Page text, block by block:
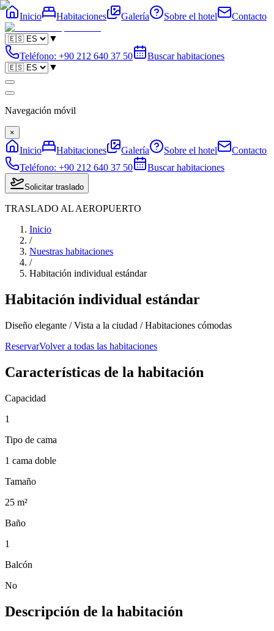
Inicio Habitaciones Galería Sobre el hotel Contacto
▼
Teléfono: +90 212 640 37 50
Buscar habitaciones
▼
Navegación móvil
×
Inicio Habitaciones Galería Sobre el hotel
Contacto
Teléfono: +90 212 640 37 50 Buscar habitaciones
Solicitar traslado
TRASLADO AL AEROPUERTO
Inicio
/
Nuestras habitaciones
/
Habitación individual estándar
Habitación individual estándar
Diseño elegante / Vista a la ciudad / Habitaciones cómodas
ReservarVolver a todas las habitaciones
Características de la habitación
Capacidad
1
Tipo de cama
1 cama doble
Tamaño
25 m²
Baño
1
Balcón
No
Descripción de la habitación